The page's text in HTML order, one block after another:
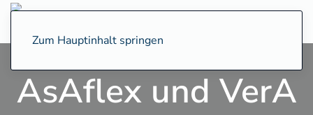
Zum Hauptinhalt springen
AsAflex und VerA